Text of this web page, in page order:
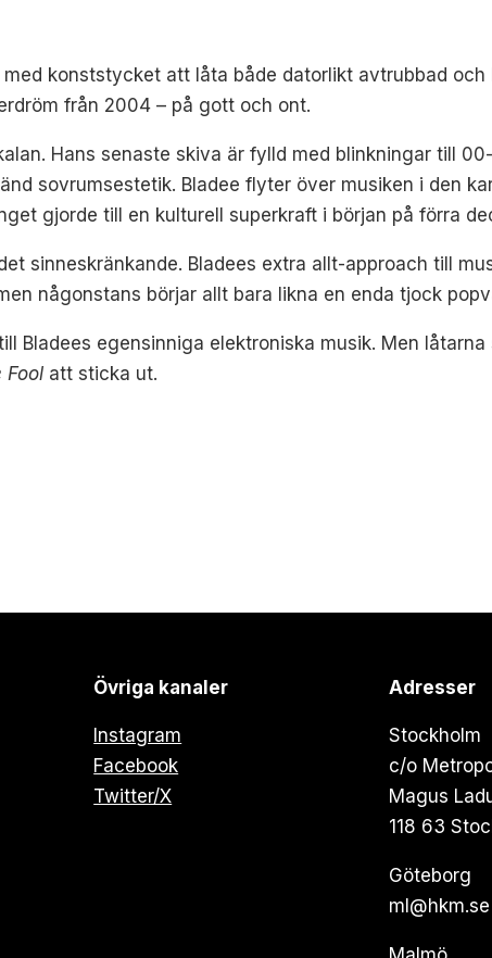
konststycket att låta både datorlikt avtrubbad och
från 2004 – på gott och ont.
Hans senaste skiva är fylld med blinkningar till
sovrumsestetik. Bladee flyter över musiken i den
gjorde till en kulturell superkraft i början på förra
sinneskränkande. Bladees extra allt-approach till
någonstans börjar allt bara likna en enda tjock
Bladees egensinniga elektroniska musik. Men
Fool att sticka ut.
Övriga kanaler
Instagram
Facebook
Twitter/X
Adresser
Stockholm
c/o
Magus
118 63
Göteborg
ml@hkm.se